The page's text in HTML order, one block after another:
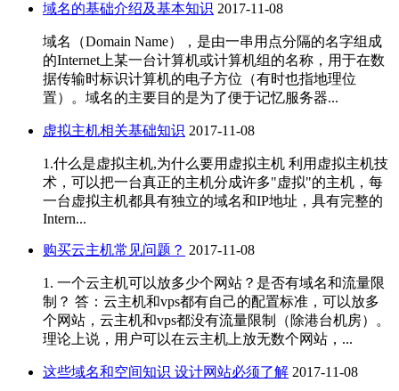
域名的基础介绍及基本知识 2017-11-08
域名（Domain Name），是由一串用点分隔的名字组成
的Internet上某一台计算机或计算机组的名称，用于在数
据传输时标识计算机的电子方位（有时也指地理位
置）。域名的主要目的是为了便于记忆服务器...
虚拟主机相关基础知识 2017-11-08
1.什么是虚拟主机,为什么要用虚拟主机 利用虚拟主机技
术，可以把一台真正的主机分成许多"虚拟"的主机，每
一台虚拟主机都具有独立的域名和IP地址，具有完整的
Intern...
购买云主机常见问题？ 2017-11-08
1. 一个云主机可以放多少个网站？是否有域名和流量限
制？ 答：云主机和vps都有自己的配置标准，可以放多
个网站，云主机和vps都没有流量限制（除港台机房）。
理论上说，用户可以在云主机上放无数个网站，...
这些域名和空间知识 设计网站必须了解 2017-11-08